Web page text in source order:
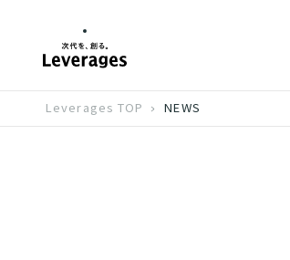
Leverages TOP NEWS